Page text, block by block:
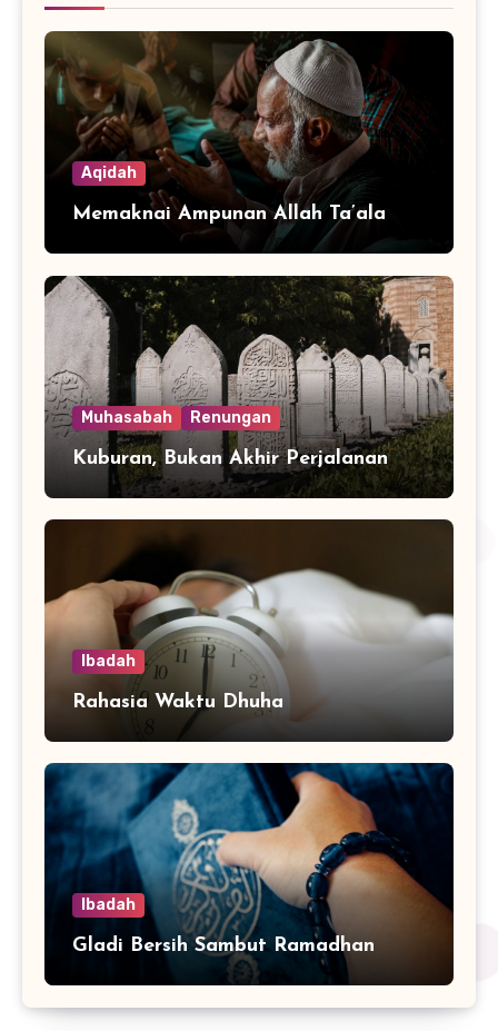
Aqidah
Memaknai Ampunan Allah Ta’ala
Muhasabah Renungan
Kuburan, Bukan Akhir Perjalanan
Ibadah
Rahasia Waktu Dhuha
Ibadah
Gladi Bersih Sambut Ramadhan